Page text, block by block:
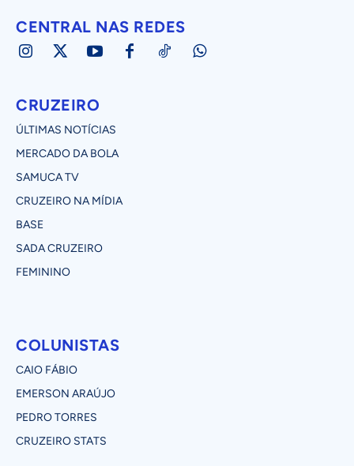
CENTRAL NAS REDES
CRUZEIRO
ÚLTIMAS NOTÍCIAS
MERCADO DA BOLA
SAMUCA TV
CRUZEIRO NA MÍDIA
BASE
SADA CRUZEIRO
FEMININO
COLUNISTAS
CAIO FÁBIO
EMERSON ARAÚJO
PEDRO TORRES
CRUZEIRO STATS